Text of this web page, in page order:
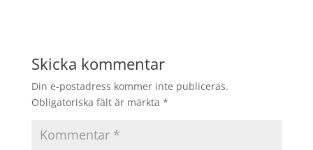
Skicka kommentar
Din e-postadress kommer inte publiceras.
Obligatoriska fält är märkta *